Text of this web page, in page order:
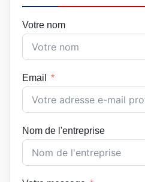
Votre nom
Email
Nom de l'entreprise